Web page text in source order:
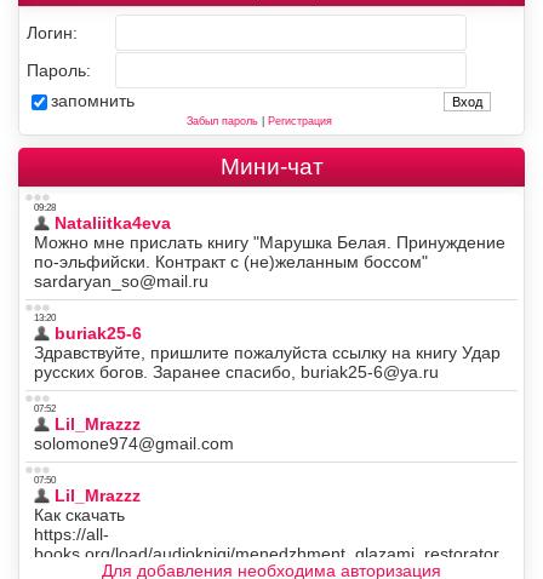
Логин:
Пароль:
запомнить
Забыл пароль| Регистрация
Мини-чат
Для добавления необходима авторизация